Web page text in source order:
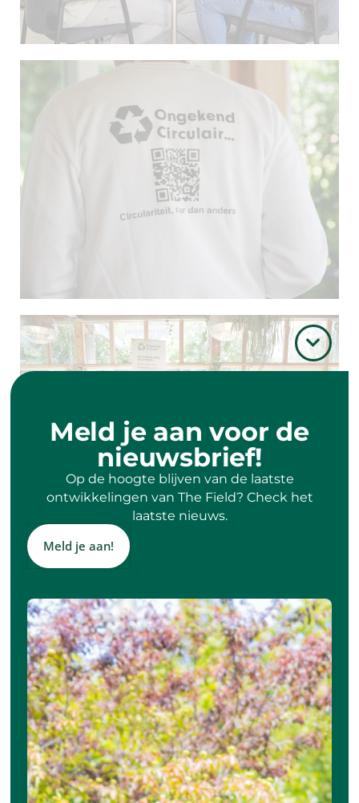
Meld je aan voor de
nieuwsbrief!
Op de hoogte blijven van de laatste
ontwikkelingen van The Field? Check het
laatste nieuws.
Meld je aan!